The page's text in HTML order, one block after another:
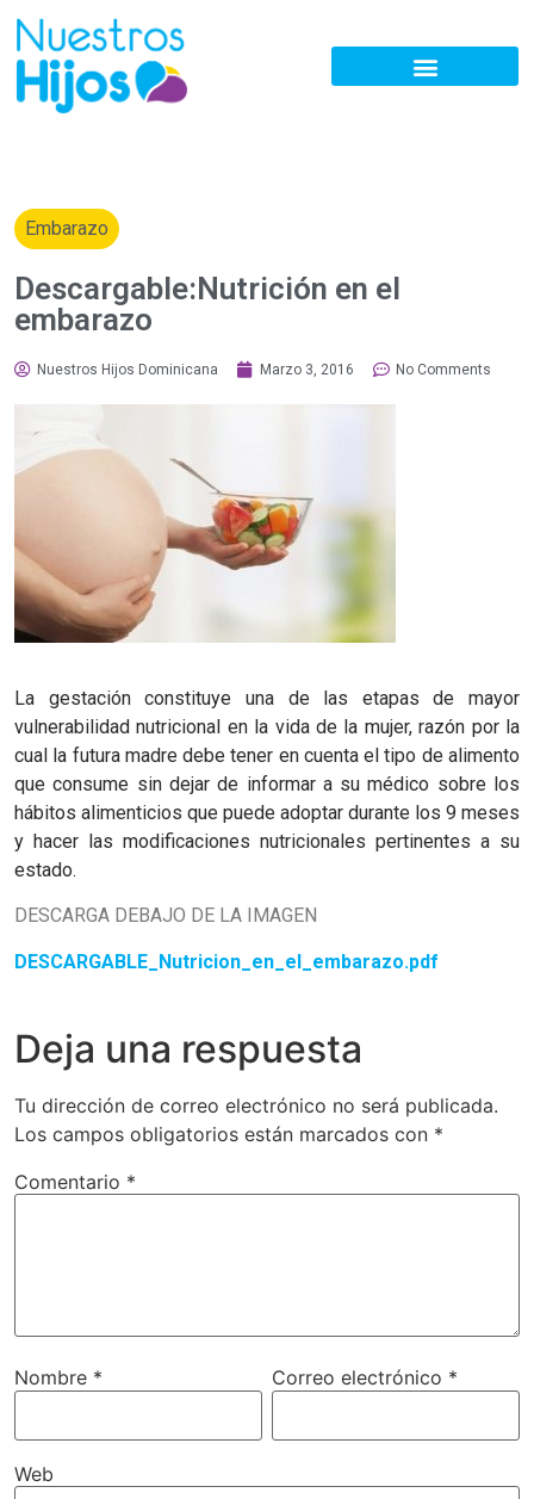
Embarazo
Descargable:Nutrición en el
embarazo
Nuestros Hijos Dominicana Marzo 3, 2016 No Comments
La gestación constituye una de las etapas de mayor
vulnerabilidad nutricional en la vida de la mujer, razón por la
cual la futura madre debe tener en cuenta el tipo de alimento
que consume sin dejar de informar a su médico sobre los
hábitos alimenticios que puede adoptar durante los 9 meses
y hacer las modificaciones nutricionales pertinentes a su
estado.
DESCARGA DEBAJO DE LA IMAGEN
DESCARGABLE_Nutricion_en_el_embarazo.pdf
Deja una respuesta
Tu dirección de correo electrónico no será publicada.
Los campos obligatorios están marcados con *
Comentario *
Nombre * Correo electrónico *
Web